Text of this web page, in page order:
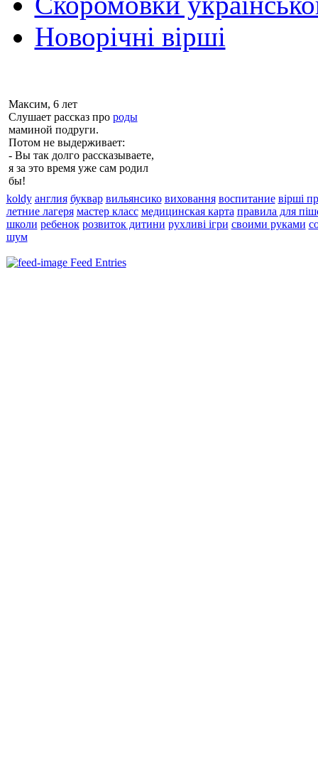
Новорічні вірші
Максим, 6 лет
Слушает рассказ про роды
маминой подруги.
Потом не выдерживает:
- Вы так долго рассказываете,
я за это время уже сам родил
бы!
koldy англия буквар вильянсико виховання воспитание вірші
летние лагеря мастер класс медицинская карта правила для
школи ребенок розвиток дитини рухливі ігри своими руками
шум
Feed Entries